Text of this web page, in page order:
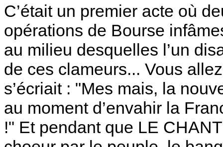
C’était un premier acte où
opérations de Bourse
au milieu desquelles l’un
de ces clameurs... Vous
s’écriait : "Mes mais, la
au moment d’envahir la
!" Et pendant que LE